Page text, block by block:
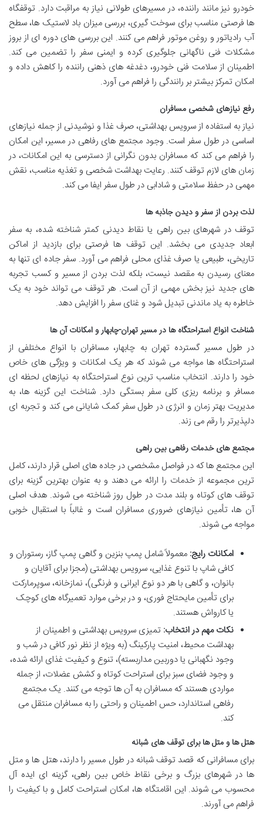
خودرو نیز مانند راننده، در مسیرهای طولانی نیاز به مراقبت دارد. توقفگاه
ها فرصتی مناسب برای سوخت گیری، بررسی میزان باد لاستیک ها، سطح
آب رادیاتور و روغن موتور فراهم می کنند. این بررسی های دوره ای از بروز
مشکلات فنی ناگهانی جلوگیری کرده و ایمنی سفر را تضمین می کند.
اطمینان از سلامت فنی خودرو، دغدغه های ذهنی راننده را کاهش داده و
امکان تمرکز بیشتر بر رانندگی را فراهم می آورد.
رفع نیازهای شخصی مسافران
نیاز به استفاده از سرویس بهداشتی، صرف غذا و نوشیدنی از جمله نیازهای
اساسی در طول سفر است. وجود مجتمع های رفاهی در مسیر، این امکان
را فراهم می کند که مسافران بدون نگرانی از دسترسی به این امکانات، در
زمان های لازم توقف کنند. رعایت بهداشت شخصی و تغذیه مناسب، نقش
مهمی در حفظ سلامتی و شادابی در طول سفر ایفا می کند.
لذت بردن از سفر و دیدن جاذبه ها
توقف در شهرهای بین راهی یا نقاط دیدنی کمتر شناخته شده، به سفر
ابعاد جدیدی می بخشد. این توقف ها فرصتی برای بازدید از اماکن
تاریخی، طبیعی یا صرف غذای محلی فراهم می آورد. سفر جاده ای تنها به
معنای رسیدن به مقصد نیست، بلکه لذت بردن از مسیر و کسب تجربه
های جدید نیز بخش مهمی از آن است. هر توقف می تواند خود به یک
خاطره به یاد ماندنی تبدیل شود و غنای سفر را افزایش دهد.
شناخت انواع استراحتگاه ها در مسیر تهران-چابهار و امکانات آن ها
در طول مسیر گسترده تهران به چابهار، مسافران با انواع مختلفی از
استراحتگاه ها مواجه می شوند که هر یک امکانات و ویژگی های خاص
خود را دارند. انتخاب مناسب ترین نوع استراحتگاه به نیازهای لحظه ای
مسافر و برنامه ریزی کلی سفر بستگی دارد. شناخت این گزینه ها، به
مدیریت بهتر زمان و انرژی در طول سفر کمک شایانی می کند و تجربه ای
دلپذیرتر را رقم می زند.
مجتمع های خدمات رفاهی بین راهی
این مجتمع ها که در فواصل مشخصی در جاده های اصلی قرار دارند، کامل
ترین مجموعه از خدمات را ارائه می دهند و به عنوان بهترین گزینه برای
توقف های کوتاه و بلند مدت در طول روز شناخته می شوند. هدف اصلی
آن ها، تأمین نیازهای ضروری مسافران است و غالباً با استقبال خوبی
مواجه می شوند.
امکانات رایج: معمولاً شامل پمپ بنزین و گاهی پمپ گاز، رستوران و
کافی شاپ با تنوع غذایی، سرویس بهداشتی (مجزا برای آقایان و
بانوان، و گاهی با هر دو نوع ایرانی و فرنگی)، نمازخانه، سوپرمارکت
برای تأمین مایحتاج فوری، و در برخی موارد تعمیرگاه های کوچک
یا کارواش هستند.
نکات مهم در انتخاب: تمیزی سرویس بهداشتی و اطمینان از
بهداشت محیط، امنیت پارکینگ (به ویژه از نظر نور کافی در شب و
وجود نگهبانی یا دوربین مداربسته)، تنوع و کیفیت غذای ارائه شده،
و وجود فضای سبز برای استراحت کوتاه و کشش عضلات، از جمله
مواردی هستند که مسافران به آن ها توجه می کنند. یک مجتمع
رفاهی استاندارد، حس اطمینان و راحتی را به مسافران منتقل می
کند.
هتل ها و متل ها برای توقف های شبانه
برای مسافرانی که قصد توقف شبانه در طول مسیر را دارند، هتل ها و متل
ها در شهرهای بزرگ و برخی نقاط خاص بین راهی، گزینه ای ایده آل
محسوب می شوند. این اقامتگاه ها، امکان استراحت کامل و با کیفیت را
فراهم می آورند.